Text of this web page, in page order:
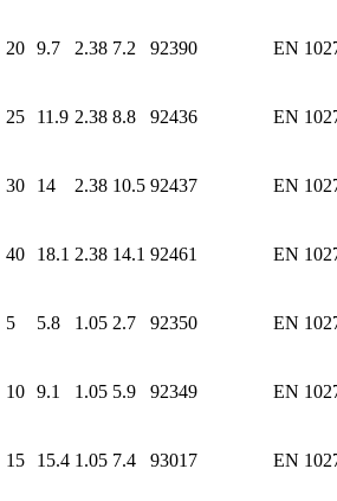
20 9.7 2.38 7.2 92390 EN
25 11.9 2.38 8.8 92436 EN
30 14 2.38 10.5 92437 EN
40 18.1 2.38 14.1 92461 EN
5 5.8 1.05 2.7 92350 EN
10 9.1 1.05 5.9 92349 EN
15 15.4 1.05 7.4 93017 EN